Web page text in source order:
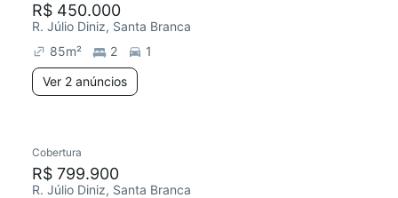
R$ 450.000
R. Júlio Diniz, Santa Branca
85m² 2
1
Ver 2 anúncios
Cobertura
R$ 799.900
R. Júlio Diniz, Santa Branca